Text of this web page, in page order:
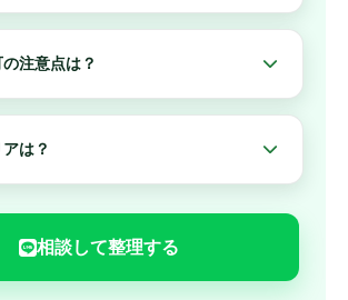
きく変動します。固定の目安表示は避
を確認して「月額の安全ライン」を作
注意点は？
サイズ・共用部ルール）と運用実態の
す。購入前にチェック項目を整理しま
は？
相談して整理する